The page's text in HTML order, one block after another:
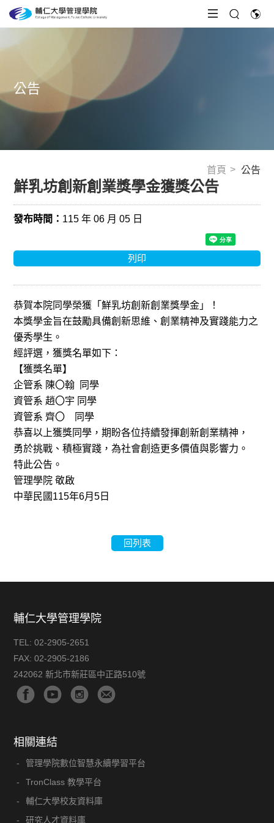
公告
首頁 公告
鮮乳坊創新創業獎學金獲獎公告
發布時間： 115 年 06 月 05 日
列印
恭賀本院同學榮獲「鮮乳坊創新創業獎學金」！
本獎學金旨在鼓勵具備創新思維、創業精神及實踐能力之
優秀學生。
經評選，獲獎名單如下：
【獲獎名單】
企管系 陳〇翰 同學
資管系 趙〇宇 同學
資管系 齊〇 同學
恭喜以上獲獎同學，期盼各位持續發揮創新創業精神，
勇於挑戰、積極實踐，為社會創造更多價值與影響力。
特此公告。
管理學院 敬啟
中華民國115年6月5日
回列表
輔仁大學管理學院
TEL:02-2905-2651
FAX:02-2905-2186
242062 新北市新莊區中正路510號
相關連結
管理學院數位智慧永續學習平台
TronClass 教學平台
輔仁大學校友資料庫
研究人才資料庫